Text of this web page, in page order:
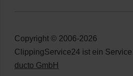
Copyright © 2006-2026
ClippingService24 ist ein
ducto GmbH